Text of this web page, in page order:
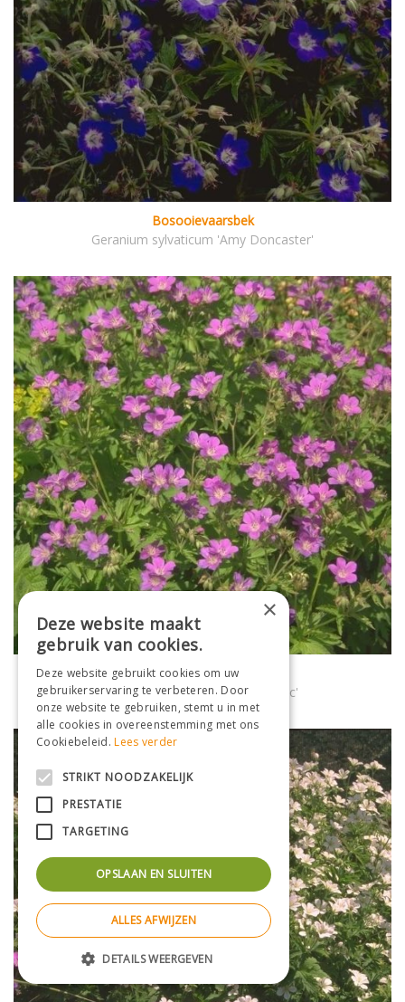
Bosooievaarsbek
Geranium sylvaticum 'Amy Doncaster'
Bosooievaarsbek
Geranium sylvaticum 'Birch Lilac'
×
Deze website maakt
gebruik van cookies.
Deze website gebruikt cookies om uw
gebruikerservaring te verbeteren. Door
onze website te gebruiken, stemt u in met
alle cookies in overeenstemming met ons
Cookiebeleid.Lees verder
STRIKT NOODZAKELIJK
PRESTATIE
TARGETING
OPSLAAN EN SLUITEN
ALLES AFWIJZEN
DETAILS WEERGEVEN